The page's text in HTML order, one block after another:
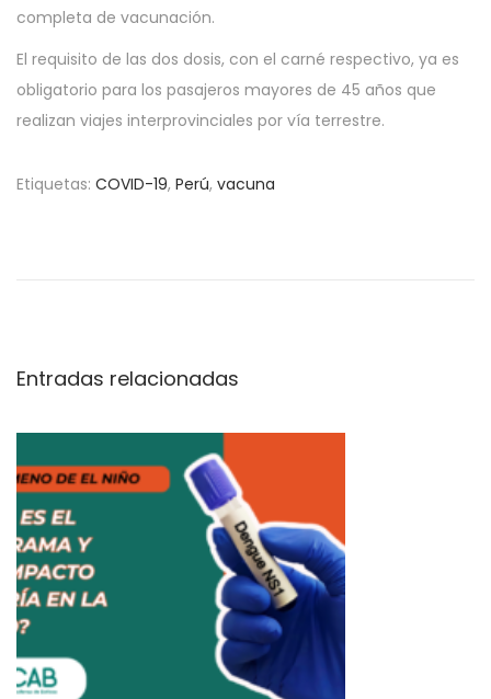
completa de vacunación.
El requisito de las dos dosis, con el carné respectivo, ya es
obligatorio para los pasajeros mayores de 45 años que
realizan viajes interprovinciales por vía terrestre.
Etiquetas: COVID-19, Perú, vacuna
d
c
a
s
o
s
p
o
i
Entradas relacionadas